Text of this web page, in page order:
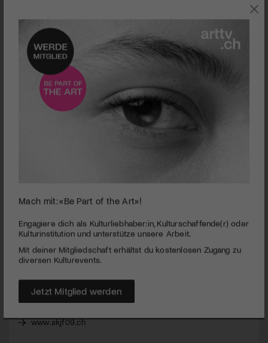
seconds
minutes,
40
seconds
Schweizer Kinder- und Jugendchorfestival
PUBLIZIERT AM 8. JUNI 2009
1300 Kinder und Jugendliche aus der ganzen Schweiz zeigten
am Kinder- und Jugendchorfestival in Schaffhausen ihr
MEHR
www.skjf09.ch
Mach mit: «Be Part of the Art»!
Engagiere dich als Kulturliebhaber:in, Kulturschaffende(r) oder
Kulturinstitution und unterstütze unsere Arbeit.
Mit deiner Mitgliedschaft erhältst du kostenlosen Zugang zu
diversen Kulturevents.
Jetzt Mitglied werden